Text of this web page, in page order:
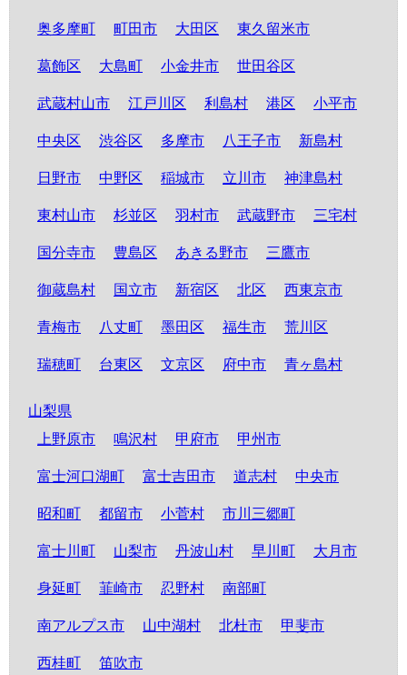
奥多摩町 町田市 大田区 東久留米市
葛飾区 大島町 小金井市 世田谷区
武蔵村山市 江戸川区 利島村 港区 小平市
中央区 渋谷区 多摩市 八王子市 新島村
日野市 中野区 稲城市 立川市 神津島村
東村山市 杉並区 羽村市 武蔵野市 三宅村
国分寺市 豊島区 あきる野市 三鷹市
御蔵島村 国立市 新宿区 北区 西東京市
青梅市 八丈町 墨田区 福生市 荒川区
瑞穂町 台東区 文京区 府中市 青ヶ島村
山梨県
上野原市
鳴沢村 甲府市 甲州市
富士河口湖町 富士吉田市 道志村 中央市
昭和町 都留市 小菅村 市川三郷町
富士川町 山梨市 丹波山村 早川町 大月市
身延町 韮崎市 忍野村 南部町
南アルプス市 山中湖村 北杜市 甲斐市
西桂町 笛吹市